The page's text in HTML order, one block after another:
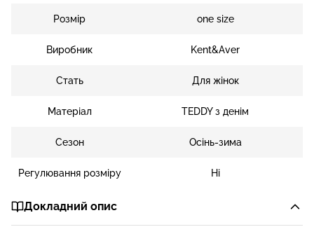
Розмір one size
Виробник Kent&Aver
Стать Для жінок
Матеріал TEDDY з денім
Сезон Осінь-зима
Регулювання розміру Ні
Докладний опис